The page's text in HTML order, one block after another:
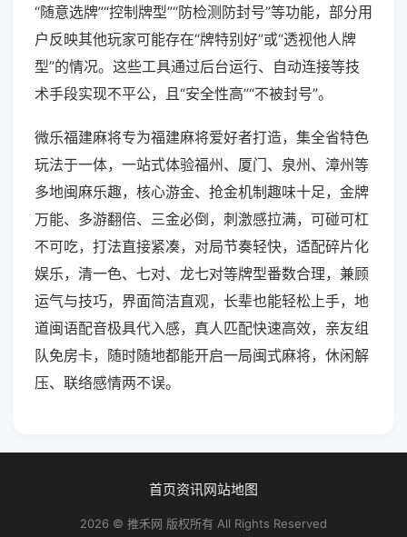
“随意选牌”“控制牌型”“防检测防封号”等功能，部分用
户反映其他玩家可能存在“牌特别好”或“透视他人牌
型”的情况。这些工具通过后台运行、自动连接等技
术手段实现不平公，且“安全性高”“不被封号”。
微乐福建麻将专为福建麻将爱好者打造，集全省特色
玩法于一体，一站式体验福州、厦门、泉州、漳州等
多地闽麻乐趣，核心游金、抢金机制趣味十足，金牌
万能、多游翻倍、三金必倒，刺激感拉满，可碰可杠
不可吃，打法直接紧凑，对局节奏轻快，适配碎片化
娱乐，清一色、七对、龙七对等牌型番数合理，兼顾
运气与技巧，界面简洁直观，长辈也能轻松上手，地
道闽语配音极具代入感，真人匹配快速高效，亲友组
队免房卡，随时随地都能开启一局闽式麻将，休闲解
压、联络感情两不误。
首页资讯网站地图
2026 © 推禾网 版权所有 All Rights Reserved